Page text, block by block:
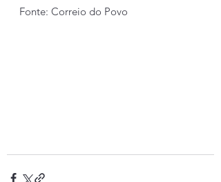
Fonte: Correio do Povo